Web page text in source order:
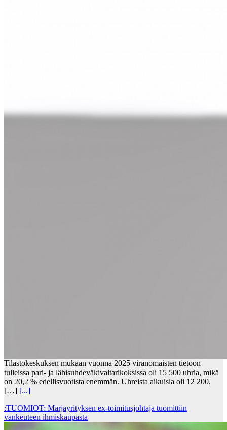
Tilastokeskuksen mukaan vuonna 2025 viranomaisten tietoon
tulleissa pari- ja lähisuhdeväkivaltarikoksissa oli 15 500 uhria, mikä
on 20,2 % edellisvuotista enemmän. Uhreista aikuisia oli 12 200,
[…] [...]
:TUOMIOT: Marjayrityksen ex-toimitusjohtaja tuomittiin
vankeuteen ihmiskaupasta